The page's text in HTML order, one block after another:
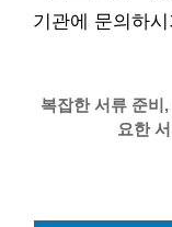
기관에 문의하
복잡한 서류 준비
요한